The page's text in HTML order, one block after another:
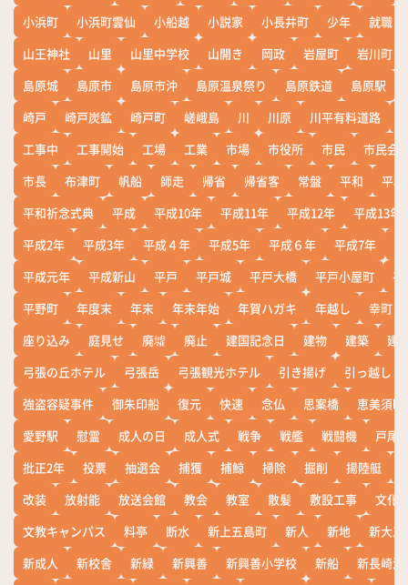
小浜町 小浜町雲仙 小船越 小説家 小長井町 少年
就職
山王神社
山里 山里中学校 山開き 岡政 岩屋町
岩川町
島原城
島原市 島原市沖 島原温泉祭り 島原鉄道 島原駅
崎戸
崎戸炭鉱 崎戸町 嵯峨島 川 川原 川平有料道路
工事中
工事開始 工場 工業 市場 市役所 市民
市民会
市長
布津町 帆船 師走 帰省 帰省客 常盤 平和
平
平和祈念式典
平成 平成10年 平成11年 平成12年
平成13年
平成2年
平成3年 平成４年 平成5年 平成６年 平成7年
平成元年
平成新山 平戸 平戸城 平戸大橋 平戸小屋町
平
平野町
年度末 年末 年末年始 年賀ハガキ 年越し
幸町
座り込み
庭見せ 廃墟 廃止 建国記念日 建物 建築
建
弓張の丘ホテル
弓張岳 弓張観光ホテル 引き揚げ
引っ越し
強盗容疑事件
御朱印船 復元 快速 念仏 思案橋
恵美須町
愛野駅
慰霊 成人の日 成人式 戦争 戦艦 戦闘機
戸尾
批正2年
投票 抽選会 捕獲 捕鯨 掃除 掘削 揚陸艇
改装
放射能 放送会館 教会 教室 散髪 敷設工事
文化
文教キャンパス
料亭 断水 新上五島町 新人 新地
新大工
新成人
新校舎 新緑 新興善 新興善小学校 新船
新長崎漁